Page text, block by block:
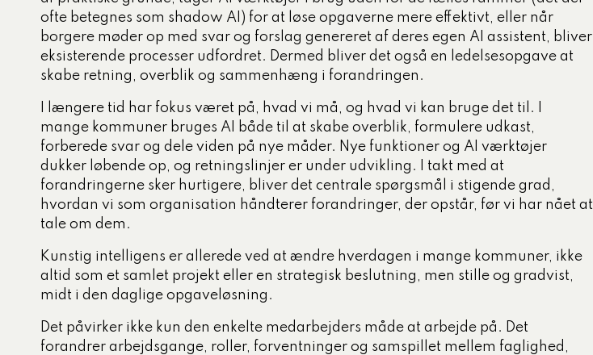
ofte betegnes som shadow AI) for at løse opgaverne mere effektivt, eller når
borgere møder op med svar og forslag genereret af deres egen AI assistent, bliver
eksisterende processer udfordret. Dermed bliver det også en ledelsesopgave at
skabe retning, overblik og sammenhæng i forandringen.
I længere tid har fokus været på, hvad vi må, og hvad vi kan bruge det til. I
mange kommuner bruges AI både til at skabe overblik, formulere udkast,
forberede svar og dele viden på nye måder. Nye funktioner og AI værktøjer
dukker løbende op, og retningslinjer er under udvikling. I takt med at
forandringerne sker hurtigere, bliver det centrale spørgsmål i stigende grad,
hvordan vi som organisation håndterer forandringer, der opstår, før vi har nået at
tale om dem.
Kunstig intelligens er allerede ved at ændre hverdagen i mange kommuner, ikke
altid som et samlet projekt eller en strategisk beslutning, men stille og gradvist,
midt i den daglige opgaveløsning.
Det påvirker ikke kun den enkelte medarbejders måde at arbejde på. Det
forandrer arbejdsgange, roller, forventninger og samspillet mellem faglighed,
og ældre
børne- og
dagtilbud
miljø og klima